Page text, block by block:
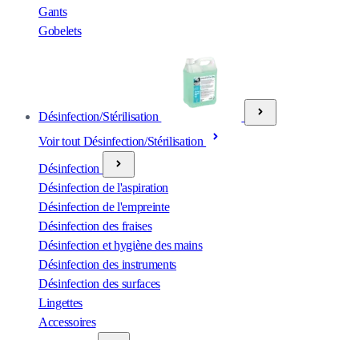
Gants
Gobelets
Désinfection/Stérilisation
Voir tout Désinfection/Stérilisation
Désinfection
Désinfection de l'aspiration
Désinfection de l'empreinte
Désinfection des fraises
Désinfection et hygiène des mains
Désinfection des instruments
Désinfection des surfaces
Lingettes
Accessoires